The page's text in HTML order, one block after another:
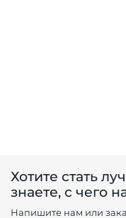
Хотите стать
знаете, с чего
Напишите нам или